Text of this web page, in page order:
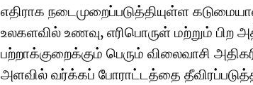
எதிராக நடைமுறைப்படுத்தியுள்ள
உலகளவில் உணவு, எரிபொருள் மற்றும் பிற
பற்றாக்குறைக்கும் பெரும் விலைவாசி
அளவில் வர்க்கப் போராட்டத்தை